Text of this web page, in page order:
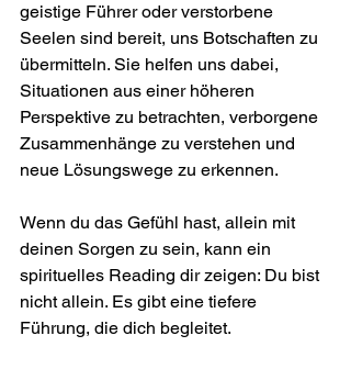
geistige Führer oder verstorbene
Seelen sind bereit, uns Botschaften zu
übermitteln. Sie helfen uns dabei,
Situationen aus einer höheren
Perspektive zu betrachten, verborgene
Zusammenhänge zu verstehen und
neue Lösungswege zu erkennen.
Wenn du das Gefühl hast, allein mit
deinen Sorgen zu sein, kann ein
spirituelles Reading dir zeigen: Du bist
nicht allein. Es gibt eine tiefere
Führung, die dich begleitet.